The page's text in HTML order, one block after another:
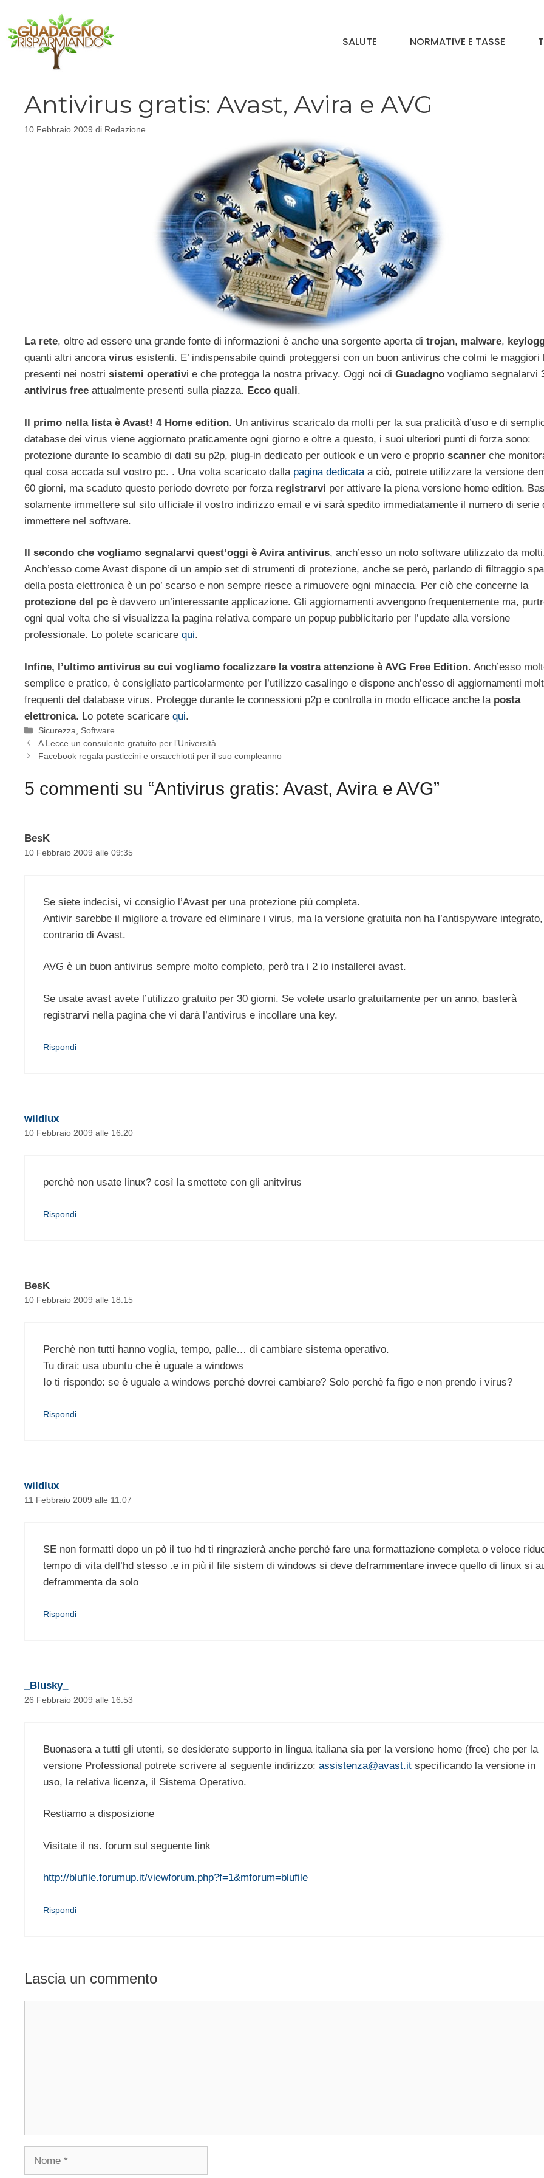
contenuto
SALUTE NORMATIVE E TASSE
Antivirus gratis: Avast, Avira e AVG
10 Febbraio 2009 di Redazione
La rete, oltre ad essere una grande fonte di informazioni è anche una sorgente aperta di trojan, malware,
quanti altri ancora virus esistenti. E’ indispensabile quindi proteggersi con un buon antivirus che colmi le maggiori
presenti nei nostri sistemi operativi e che protegga la nostra privacy. Oggi noi di Guadagno vogliamo segnalarvi
antivirus free attualmente presenti sulla piazza. Ecco quali.
Il primo nella lista è Avast! 4 Home edition. Un antivirus scaricato da molti per la sua praticità d’uso e di
database dei virus viene aggiornato praticamente ogni giorno e oltre a questo, i suoi ulteriori punti di forza sono:
protezione durante lo scambio di dati su p2p, plug-in dedicato per outlook e un vero e proprio scanner che
qual cosa accada sul vostro pc. . Una volta scaricato dalla pagina dedicata a ciò, potrete utilizzare la versione
60 giorni, ma scaduto questo periodo dovrete per forza registrarvi per attivare la piena versione home edition.
solamente immettere sul sito ufficiale il vostro indirizzo email e vi sarà spedito immediatamente il numero di serie
immettere nel software.
Il secondo che vogliamo segnalarvi quest’oggi è Avira antivirus, anch’esso un noto software utilizzato da
Anch’esso come Avast dispone di un ampio set di strumenti di protezione, anche se però, parlando di filtraggio
della posta elettronica è un po’ scarso e non sempre riesce a rimuovere ogni minaccia. Per ciò che concerne la
protezione del pc è davvero un’interessante applicazione. Gli aggiornamenti avvengono frequentemente ma,
ogni qual volta che si visualizza la pagina relativa compare un popup pubblicitario per l’update alla versione
professionale. Lo potete scaricare qui.
Infine, l’ultimo antivirus su cui vogliamo focalizzare la vostra attenzione è AVG Free Edition. Anch’esso
semplice e pratico, è consigliato particolarmente per l’utilizzo casalingo e dispone anch’esso di aggiornamenti
frequenti del database virus. Protegge durante le connessioni p2p e controlla in modo efficace anche la posta
elettronica. Lo potete scaricare qui.
Categorie
Sicurezza
Software
A Lecce un consulente gratuito per l’Università
Facebook regala pasticcini e orsacchiotti per il suo compleanno
5 commenti su “Antivirus gratis: Avast, Avira e AVG”
BesK
10 Febbraio 2009 alle 09:35
Se siete indecisi, vi consiglio l’Avast per una protezione più completa.
Antivir sarebbe il migliore a trovare ed eliminare i virus, ma la versione gratuita non ha l’antispyware
contrario di Avast.
AVG è un buon antivirus sempre molto completo, però tra i 2 io installerei avast.
Se usate avast avete l’utilizzo gratuito per 30 giorni. Se volete usarlo gratuitamente per un anno, basterà
registrarvi nella pagina che vi darà l’antivirus e incollare una key.
Rispondi
wildlux
10 Febbraio 2009 alle 16:20
perchè non usate linux? così la smettete con gli anitvirus
Rispondi
BesK
10 Febbraio 2009 alle 18:15
Perchè non tutti hanno voglia, tempo, palle… di cambiare sistema operativo.
Tu dirai: usa ubuntu che è uguale a windows
Io ti rispondo: se è uguale a windows perchè dovrei cambiare? Solo perchè fa figo e non prendo i virus?
Rispondi
wildlux
11 Febbraio 2009 alle 11:07
SE non formatti dopo un pò il tuo hd ti ringrazierà anche perchè fare una formattazione completa o veloce
tempo di vita dell’hd stesso .e in più il file sistem di windows si deve deframmentare invece quello di linux si
deframmenta da solo
Rispondi
_Blusky_
26 Febbraio 2009 alle 16:53
Buonasera a tutti gli utenti, se desiderate supporto in lingua italiana sia per la versione home (free) che per la
versione Professional potrete scrivere al seguente indirizzo: assistenza@avast.it specificando la versione in
uso, la relativa licenza, il Sistema Operativo.
Restiamo a disposizione
Visitate il ns. forum sul seguente link
http://blufile.forumup.it/viewforum.php?f=1&mforum=blufile
Rispondi
Lascia un commento
Nome